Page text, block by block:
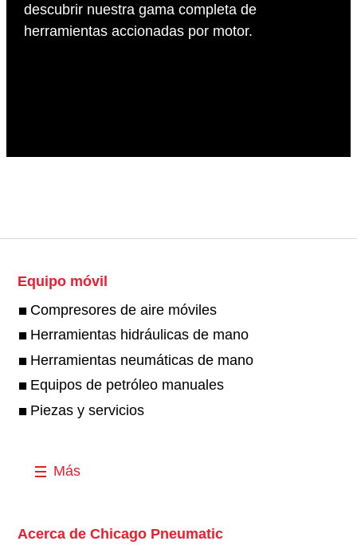
descubrir nuestra gama completa de
herramientas accionadas por motor.
Equipo móvil
Compresores de aire móviles
Herramientas hidráulicas de mano
Herramientas neumáticas de mano
Equipos de petróleo manuales
Piezas y servicios
Más
Acerca de Chicago Pneumatic